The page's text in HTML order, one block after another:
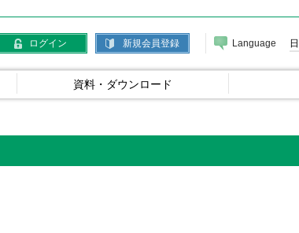
ログイン 新規会員登録 Language
資料・ダウンロード